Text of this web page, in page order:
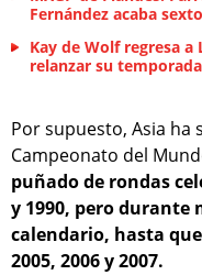
Fernández acaba sexto
Kay de Wolf regresa
relanzar su temporada
Por supuesto, Asia
Campeonato del
puñado de rondas
y 1990, pero durante
calendario, hasta
2005, 2006 y 2007.